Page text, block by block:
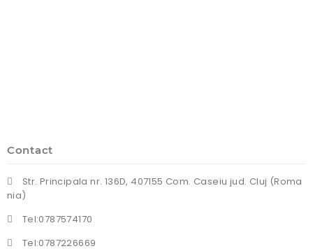
Contact
Str. Principala nr. 136D, 407155 Com. Caseiu jud. Cluj (Roma
nia)
Tel:0787574170
Tel:0787226669